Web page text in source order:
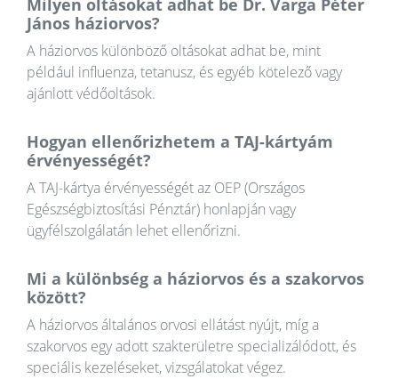
Milyen oltásokat adhat be Dr. Varga Péter
János háziorvos?
A háziorvos különböző oltásokat adhat be, mint
például influenza, tetanusz, és egyéb kötelező vagy
ajánlott védőoltások.
Hogyan ellenőrizhetem a TAJ-kártyám
érvényességét?
A TAJ-kártya érvényességét az OEP (Országos
Egészségbiztosítási Pénztár) honlapján vagy
ügyfélszolgálatán lehet ellenőrizni.
Mi a különbség a háziorvos és a szakorvos
között?
A háziorvos általános orvosi ellátást nyújt, míg a
szakorvos egy adott szakterületre specializálódott, és
speciális kezeléseket, vizsgálatokat végez.